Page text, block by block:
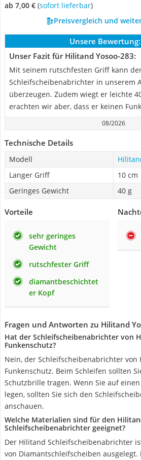
ab 7,00 € ( Sofort lieferbar)
Preisvergleich und
Unsere Bewertung:
Unser Fazit für Hilitand Yosoo-283:
Mit seinem rutschfesten Griff kann
Schleifscheibenabrichter in unserem
überzeugen. Zudem wiegt er leichte
erachten wir aber, dass er keinen
08/2026
Technische Details
Modell
Langer Griff
10 cm
Geringes Gewicht
40 g
Vorteile
sehr geringes
Gewicht
rutschfester Griff
diamantbeschichtet
er Kopf
Fragen und Antworten zu Hilitand
Hat der Schleifscheibenabrichter von
Funkenschutz?
Nein, der Schleifscheibenabrichter von
Funkenschutz. Beim Schleifen sollten
Schutzbrille tragen. Wenn Sie auf
legen, sollten Sie sich den
anschauen.
Welche Materialien sind für den
Schleifscheibenabrichter geeignet?
Der Hilitand Schleifscheibenabrichter
von Diamantschleifscheiben